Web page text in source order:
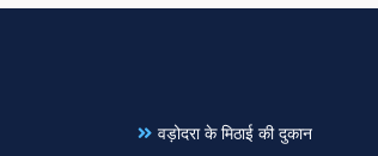
वड़ोदरा के मिठाई की दुकान